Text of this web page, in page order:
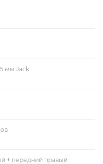
мм Jack
+ передний правый